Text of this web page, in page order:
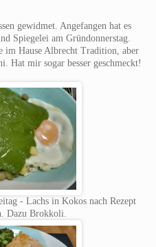
gewidmet. Angefangen hat es
Spiegelei am Gründonnerstag.
im Hause Albrecht Tradition, aber
Hat mir sogar besser geschmeckt!
- Lachs in Kokos nach Rezept
Dazu Brokkoli.